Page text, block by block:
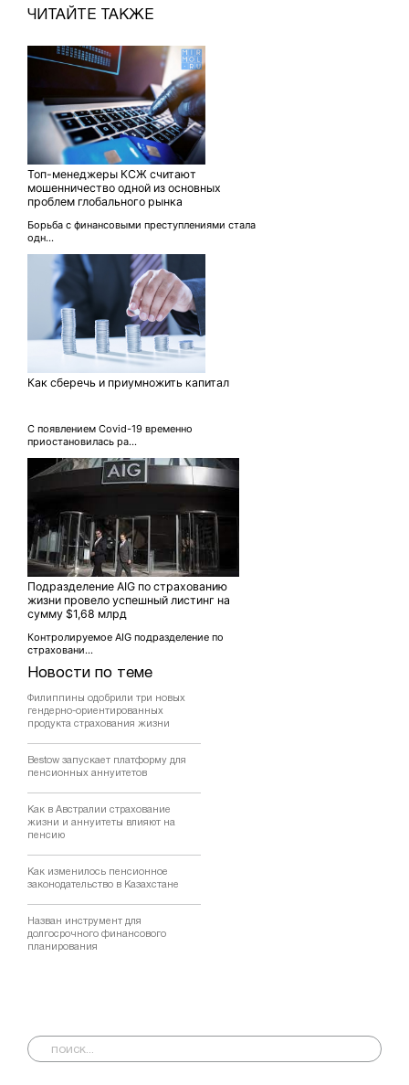
Новости по теме
Филиппины одобрили три новых
гендерно-ориентированных
продукта страхования жизни
Bestow запускает платформу для
пенсионных аннуитетов
Как в Австралии страхование
жизни и аннуитеты влияют на
пенсию
Как изменилось пенсионное
законодательство в Казахстане
Назван инструмент для
долгосрочного финансового
планирования
ЧИТАЙТЕ ТАКЖЕ
Топ-менеджеры КСЖ считают
мошенничество одной из основных
проблем глобального рынка
Борьба с финансовыми преступлениями стала
одн...
Как сберечь и приумножить капитал
С появлением Covid-19 временно
приостановилась ра...
Подразделение AIG по страхованию
жизни провело успешный листинг на
сумму $1,68 млрд
Контролируемое AIG подразделение по
страховани...